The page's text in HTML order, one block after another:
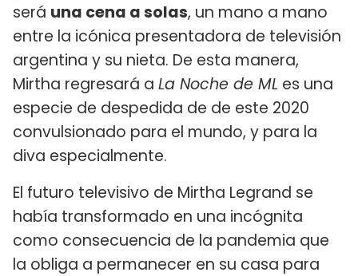
será una cena a solas, un mano a mano
entre la icónica presentadora de televisión
argentina y su nieta. De esta manera,
Mirtha regresará a La Noche de ML es una
especie de despedida de de este 2020
convulsionado para el mundo, y para la
diva especialmente.
El futuro televisivo de Mirtha Legrand se
había transformado en una incógnita
como consecuencia de la pandemia que
la obliga a permanecer en su casa para